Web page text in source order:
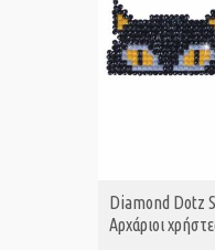
Diamond Dotz
Αρχάριοι